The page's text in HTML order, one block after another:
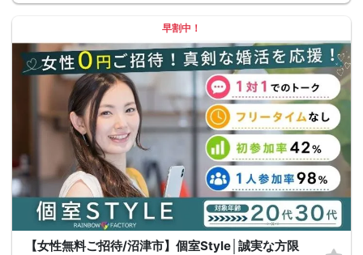
早割中！
【女性無料ご招待/沼津市】個室Style│誠実な方限